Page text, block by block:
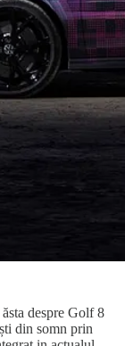
despre Golf 8
din somn prin